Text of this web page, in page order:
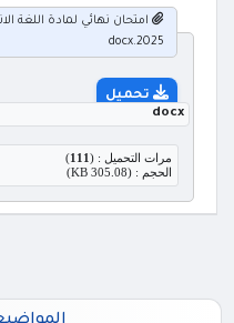
امتحان نهائي لمادة اللغة
2025.docx
تحميل
docx
مرات التحميل : (111
)
الحجم : (305.08 KB)